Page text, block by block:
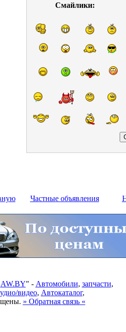
Смайлики:
Частные объявления
AW.BY" - Автомобили, запчасти,
видео, Автокаталог,
» Обратная связь «